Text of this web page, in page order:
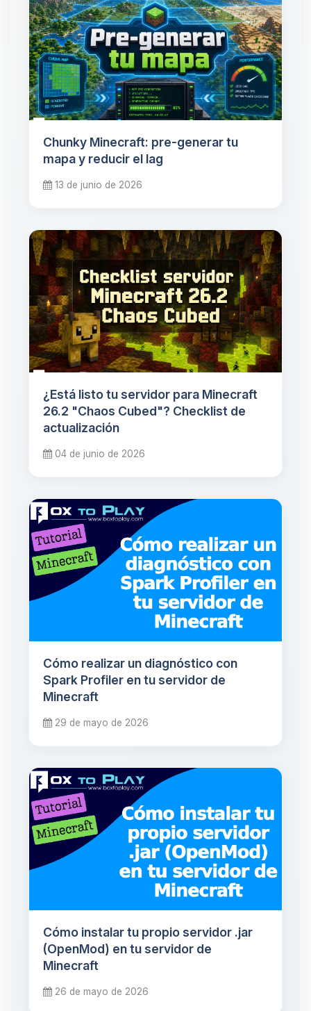
Chunky Minecraft: pre-generar tu
mapa y reducir el lag
13 de junio de 2026
¿Está listo tu servidor para Minecraft
26.2 "Chaos Cubed"? Checklist de
actualización
04 de junio de 2026
Cómo realizar un diagnóstico con
Spark Profiler en tu servidor de
Minecraft
29 de mayo de 2026
Cómo instalar tu propio servidor .jar
(OpenMod) en tu servidor de
Minecraft
26 de mayo de 2026